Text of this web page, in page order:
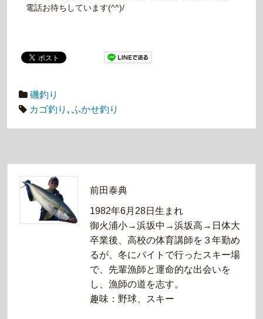
電話お待ちしています(^^)/
磯釣り
カゴ釣り , ふかせ釣り
前田泰典
1982年6月28日生まれ
御火浦小→浜坂中→浜坂高→日体大
卒業後、高校の体育講師を３年勤め
るが、冬にバイトで行ったスキー場
で、先輩漁師と運命的な出会いを
し、漁師の道を志す。
趣味：野球、スキー